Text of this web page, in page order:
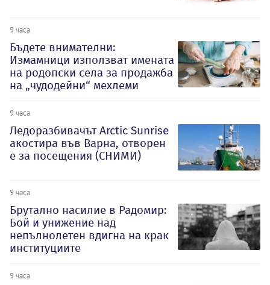
9 часа
Бъдете внимателни:
Измамници използват имената
на родопски села за продажба
на „чудодейни“ мехлеми
9 часа
Ледоразбивачът Arctic Sunrise
акостира във Варна, отворен
е за посещения (СНИМИ)
9 часа
Брутално насилие в Радомир:
Бой и унижение над
непълнолетен вдигна на крак
институциите
9 часа